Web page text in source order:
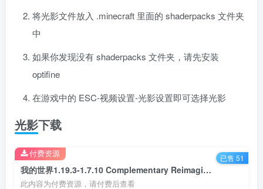
将光影文件放入 .minecraft 里面的 shaderpacks 文件夹
中
如果你发现没有 shaderpacks 文件夹，请先安装
optifine
在游戏中的 ESC-视频设置-光影设置即可选择光影
光影下载
我的世界1.19.3-1.7.10 Complementary Reimagined 光影
此内容为付费资源，请付费后查看
付费资源 已售 51